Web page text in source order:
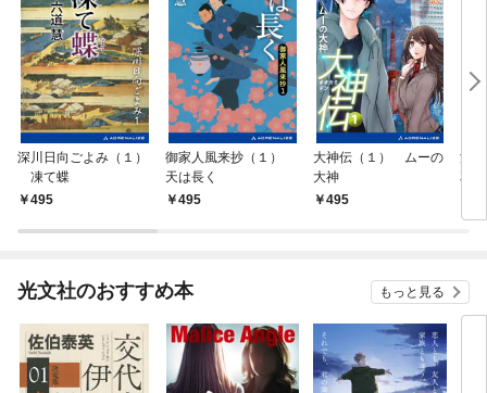
深川日向ごよみ（１）
凍て蝶
495
御家人風来抄（１）
天は長く
495
大神伝（１） ムーの
大神
495
浦
花
光文社のおすすめ本 もっと見る